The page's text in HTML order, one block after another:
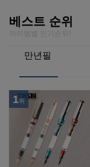
베스트 순위
아이템별 인기순위!
만년필
1위